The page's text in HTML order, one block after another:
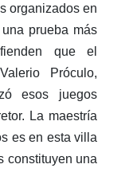
organizados en
prueba más
que el
Próculo,
esos juegos
La maestría
es en esta villa
constituyen una